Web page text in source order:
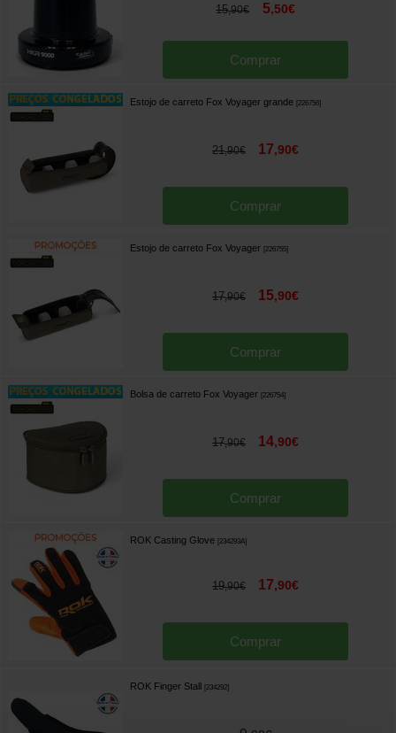
15,90€ 5,50€
Comprar
Estojo de carreto Fox Voyager grande [226756]
21,90€ 17,90€
Comprar
Estojo de carreto Fox Voyager [226755]
17,90€ 15,90€
Comprar
Bolsa de carreto Fox Voyager [226754]
17,90€ 14,90€
Comprar
ROK Casting Glove [234293A]
19,90€ 17,90€
Comprar
ROK Finger Stall [234292]